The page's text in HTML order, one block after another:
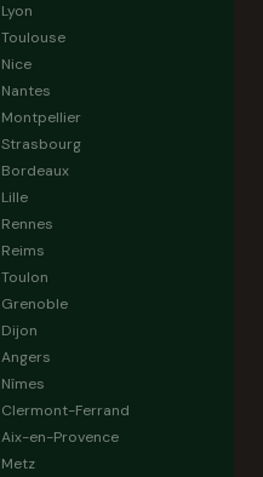
Lyon
Toulouse
Nice
Nantes
Montpellier
Strasbourg
Bordeaux
Lille
Rennes
Reims
Toulon
Grenoble
Dijon
Angers
Nîmes
Clermont-Ferrand
Aix-en-Provence
Metz